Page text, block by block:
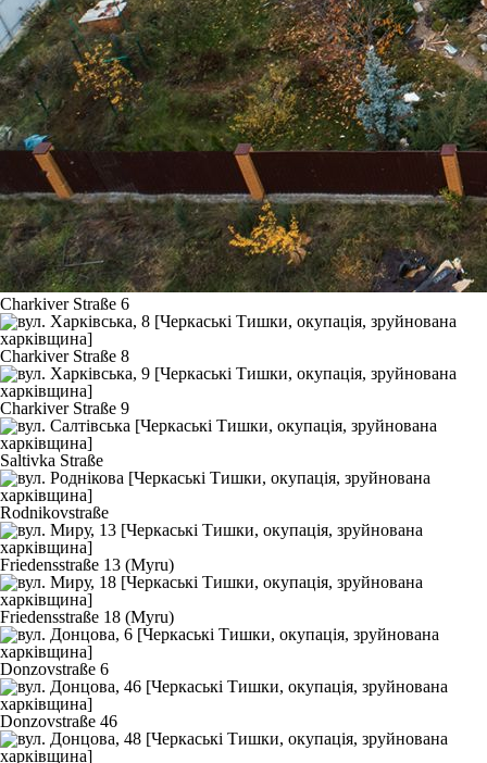
Charkiver Straße 6
Charkiver Straße 8
Charkiver Straße 9
Saltivka Straße
Rodnikovstraße
Friedensstraße 13 (Myru)
Friedensstraße 18 (Myru)
Donzovstraße 6
Donzovstraße 46